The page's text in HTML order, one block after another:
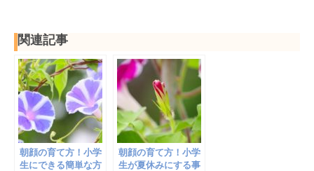
関連記事
朝顔の育て方！小学
生にできる簡単な方
朝顔の育て方！小学
生が夏休みにする事